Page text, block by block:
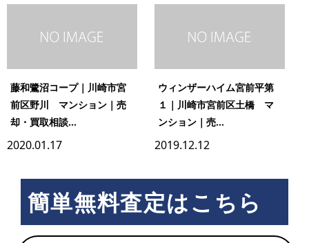
藤和鷺沼コープ｜川崎市宮
前区野川 マンション｜売
却・買取相談...
2020.01.17
ウィンザーハイム宮前平第
１｜川崎市宮前区土橋 マ
ンション｜売...
2019.12.12
簡単無料査定はこちら